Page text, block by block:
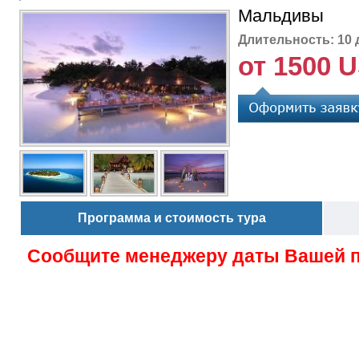
Мальдивы
Длительность: 10
от 1500
Программа и стоимость тура
Сообщите менеджеру даты Вашей